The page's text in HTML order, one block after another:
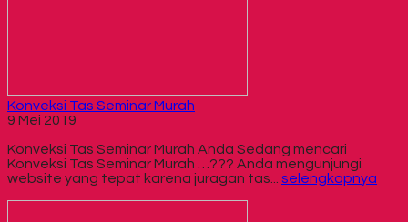
Konveksi Tas Seminar Murah
9 Mei 2019
Konveksi Tas Seminar Murah Anda Sedang mencari
Konveksi Tas Seminar Murah …??? Anda mengunjungi
website yang tepat karena juragan tas... selengkapnya